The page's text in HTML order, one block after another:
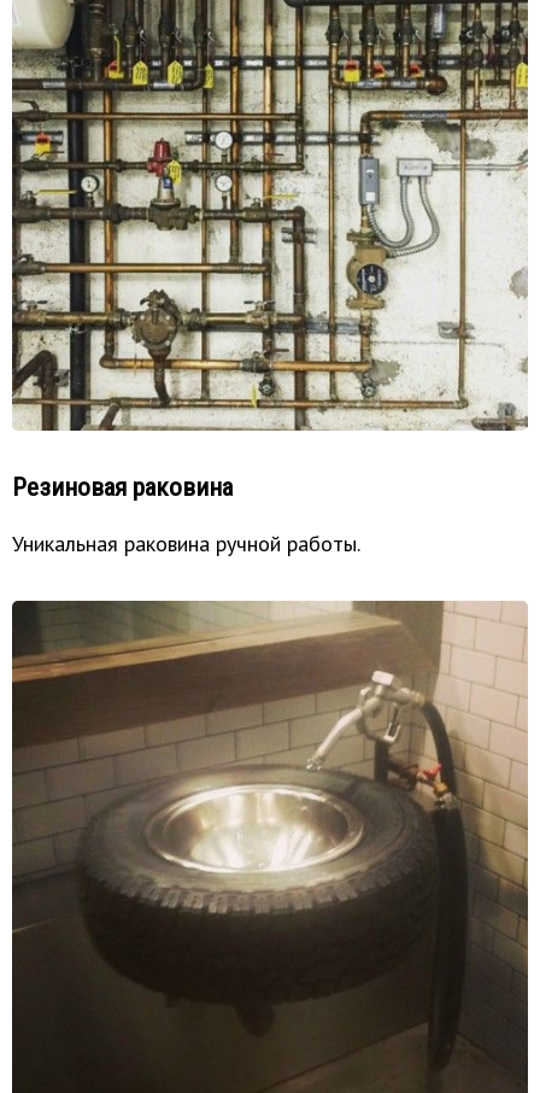
Резиновая раковина
Уникальная раковина ручной работы.